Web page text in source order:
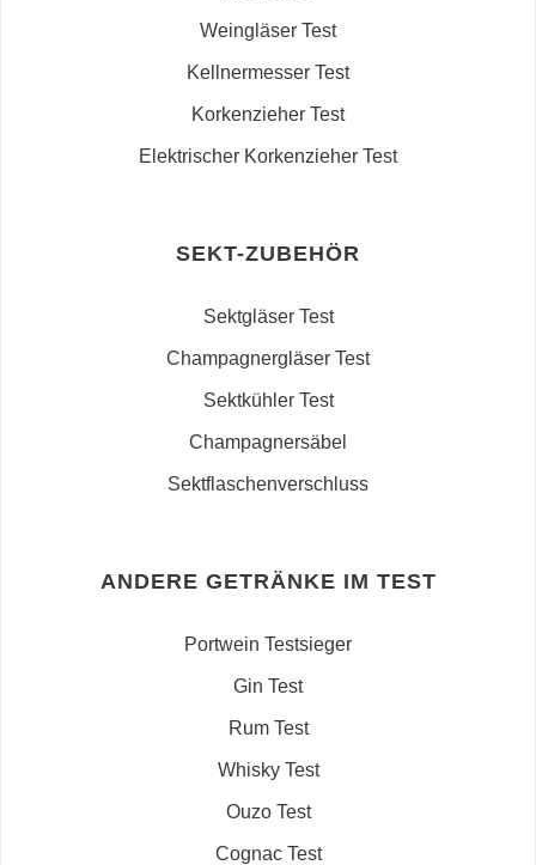
Weingläser Test
Kellnermesser Test
Korkenzieher Test
Elektrischer Korkenzieher Test
SEKT-ZUBEHÖR
Sektgläser Test
Champagnergläser Test
Sektkühler Test
Champagnersäbel
Sektflaschenverschluss
ANDERE GETRÄNKE IM TEST
Portwein Testsieger
Gin Test
Rum Test
Whisky Test
Ouzo Test
Cognac Test